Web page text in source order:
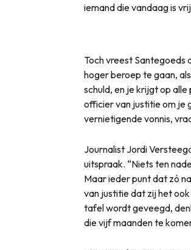
iemand die vandaag is
Toch vreest Santegoeds
hoger beroep te gaan,
schuld, en je krijgt op
officier van justitie om je
vernietigende vonnis,
Journalist Jordi
uitspraak. “Niets ten
Maar ieder punt dat zó
van justitie dat zij het
tafel wordt geveegd,
die vijf maanden te